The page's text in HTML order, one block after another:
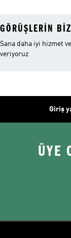
GÖRÜŞLERIN
Sana daha iyi hizmet
veriyoruz
Giriş
ÜYE